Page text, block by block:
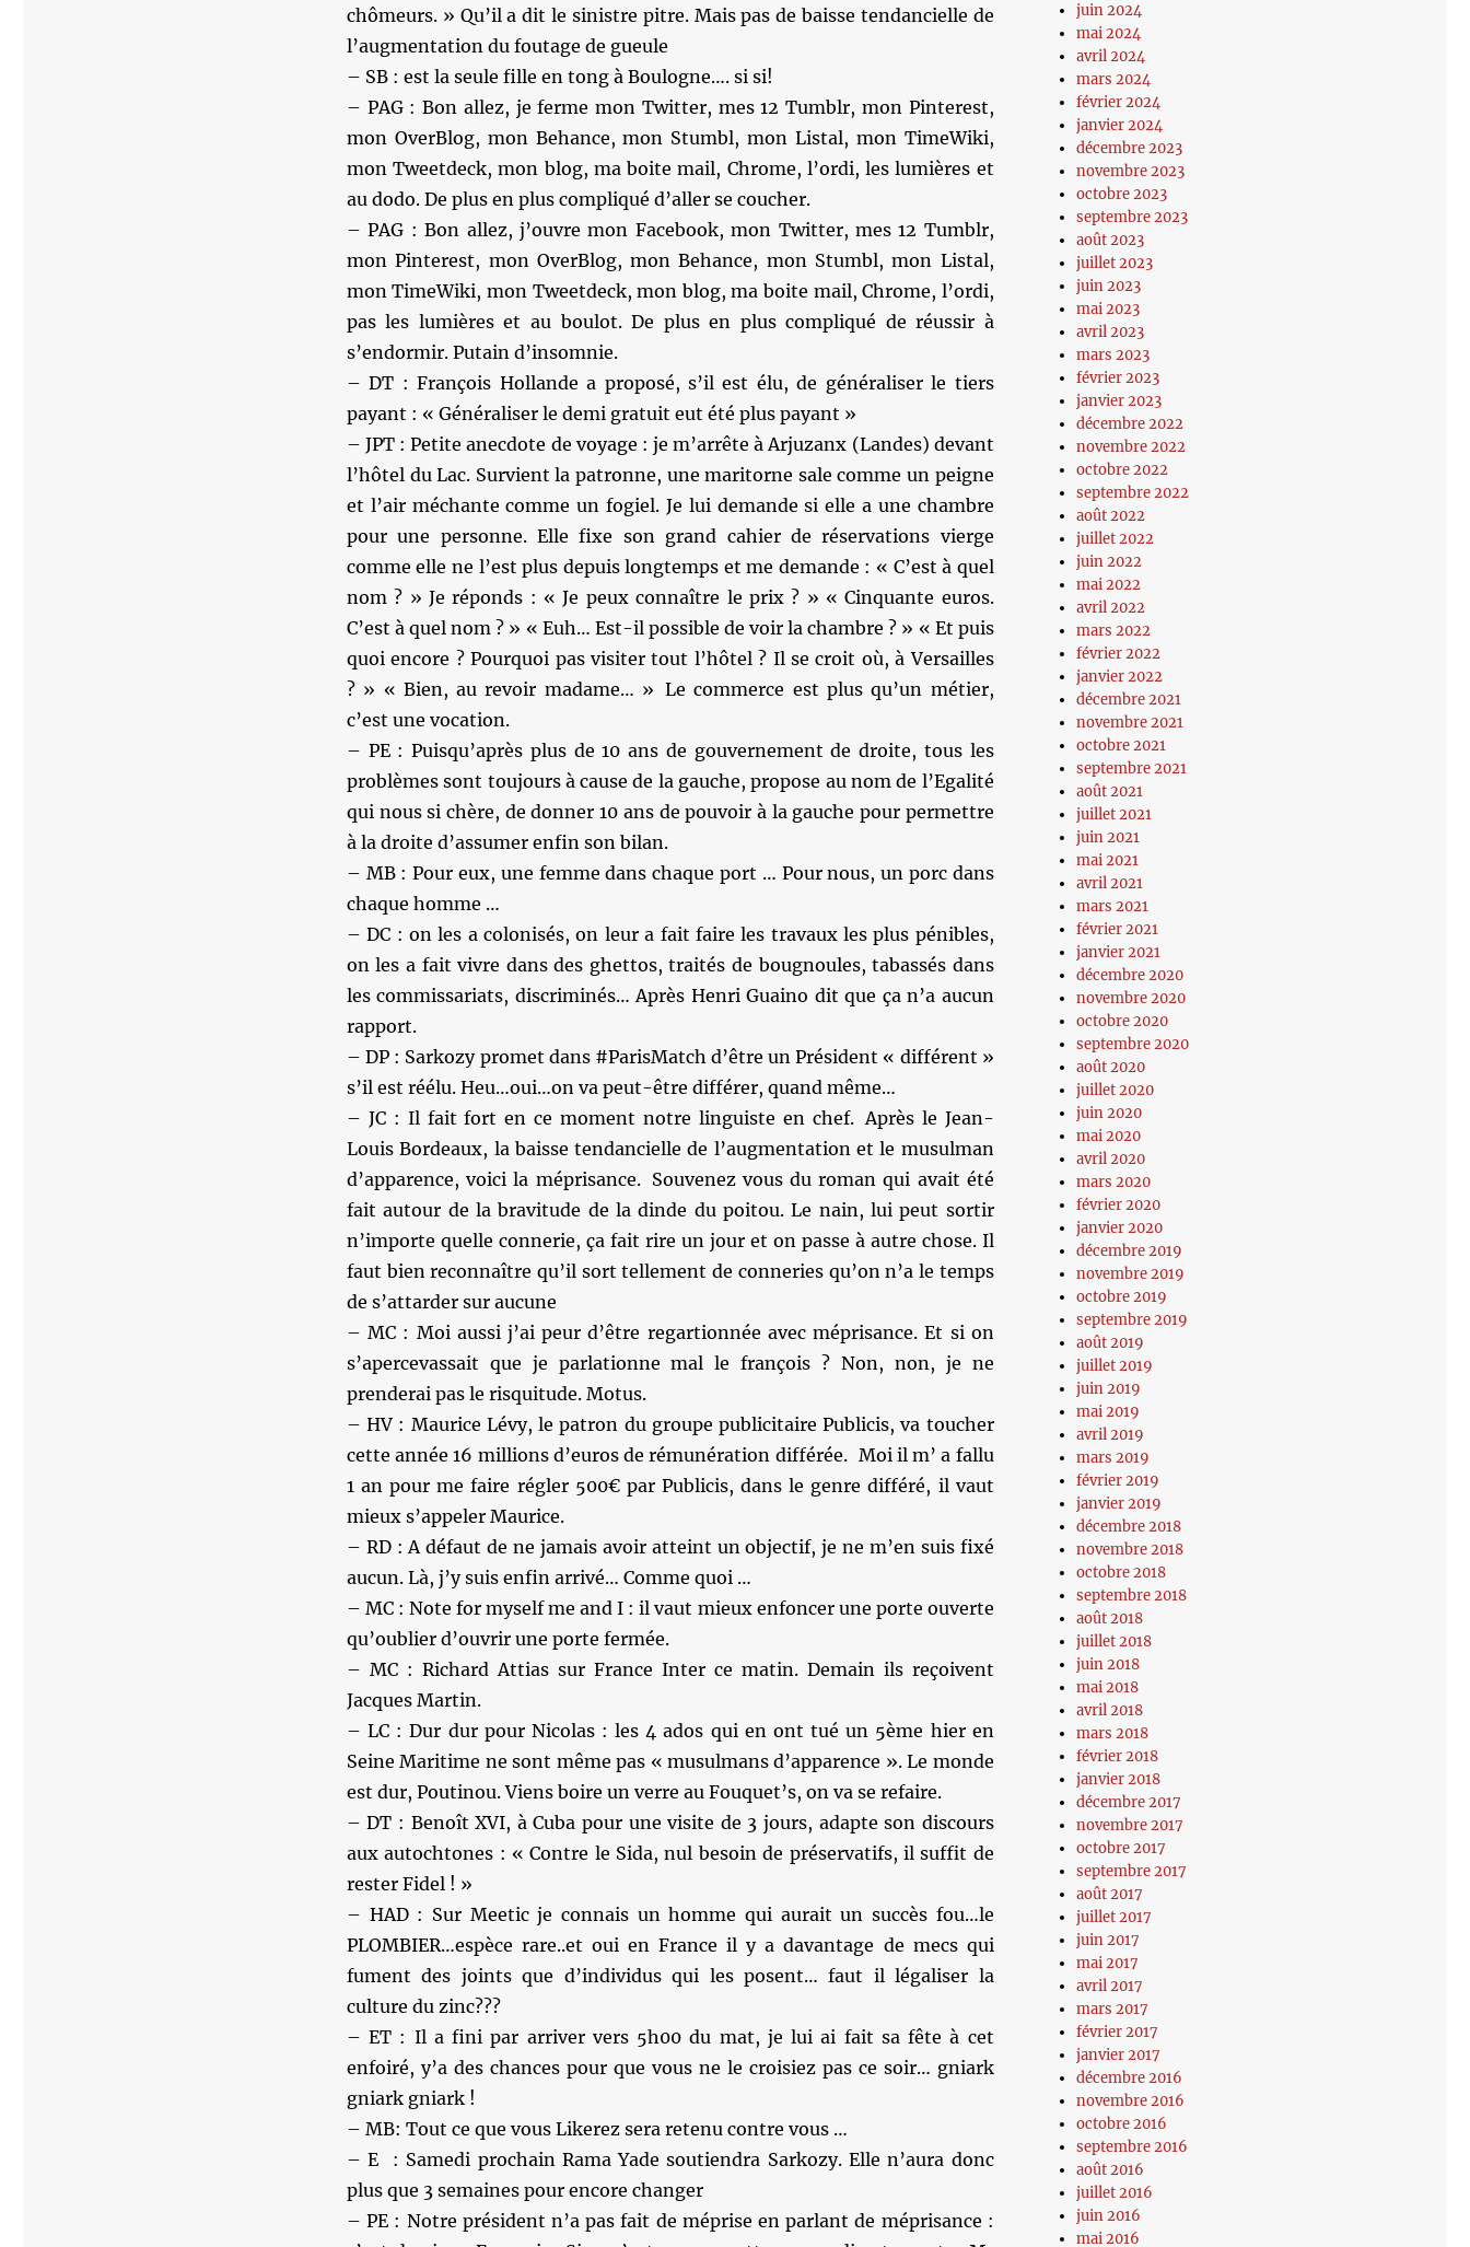
chômeurs. » Qu’il a dit le sinistre pitre. Mais pas de baisse tendancielle de
l’augmentation du foutage de gueule
– SB : est la seule fille en tong à Boulogne…. si si!
– PAG : Bon allez, je ferme mon Twitter, mes 12 Tumblr, mon Pinterest,
mon OverBlog, mon Behance, mon Stumbl, mon Listal, mon TimeWiki,
mon Tweetdeck, mon blog, ma boite mail, Chrome, l’ordi, les lumières et
au dodo. De plus en plus compliqué d’aller se coucher.
– PAG : Bon allez, j’ouvre mon Facebook, mon Twitter, mes 12 Tumblr,
mon Pinterest, mon OverBlog, mon Behance, mon Stumbl, mon Listal,
mon TimeWiki, mon Tweetdeck, mon blog, ma boite mail, Chrome, l’ordi,
pas les lumières et au boulot. De plus en plus compliqué de réussir à
s’endormir. Putain d’insomnie.
– DT : François Hollande a proposé, s’il est élu, de généraliser le tiers
payant : « Généraliser le demi gratuit eut été plus payant »
– JPT : Petite anecdote de voyage : je m’arrête à Arjuzanx (Landes) devant
l’hôtel du Lac. Survient la patronne, une maritorne sale comme un peigne
et l’air méchante comme un fogiel. Je lui demande si elle a une chambre
pour une personne. Elle fixe son grand cahier de réservations vierge
comme elle ne l’est plus depuis longtemps et me demande : « C’est à quel
nom ? » Je réponds : « Je peux connaître le prix ? » « Cinquante euros.
C’est à quel nom ? » « Euh… Est-il possible de voir la chambre ? » « Et puis
quoi encore ? Pourquoi pas visiter tout l’hôtel ? Il se croit où, à Versailles
? » « Bien, au revoir madame… » Le commerce est plus qu’un métier,
c’est une vocation.
– PE : Puisqu’après plus de 10 ans de gouvernement de droite, tous les
problèmes sont toujours à cause de la gauche, propose au nom de l’Egalité
qui nous si chère, de donner 10 ans de pouvoir à la gauche pour permettre
à la droite d’assumer enfin son bilan.
– MB : Pour eux, une femme dans chaque port … Pour nous, un porc dans
chaque homme …
– DC : on les a colonisés, on leur a fait faire les travaux les plus pénibles,
on les a fait vivre dans des ghettos, traités de bougnoules, tabassés dans
les commissariats, discriminés… Après Henri Guaino dit que ça n’a aucun
rapport.
– DP : Sarkozy promet dans #ParisMatch d’être un Président « différent »
s’il est réélu. Heu…oui…on va peut-être différer, quand même…
– JC : Il fait fort en ce moment notre linguiste en chef. Après le Jean-
Louis Bordeaux, la baisse tendancielle de l’augmentation et le musulman
d’apparence, voici la méprisance. Souvenez vous du roman qui avait été
fait autour de la bravitude de la dinde du poitou. Le nain, lui peut sortir
n’importe quelle connerie, ça fait rire un jour et on passe à autre chose. Il
faut bien reconnaître qu’il sort tellement de conneries qu’on n’a le temps
de s’attarder sur aucune
– MC : Moi aussi j’ai peur d’être regartionnée avec méprisance. Et si on
s’apercevassait que je parlationne mal le françois ? Non, non, je ne
prenderai pas le risquitude. Motus.
– HV : Maurice Lévy, le patron du groupe publicitaire Publicis, va toucher
cette année 16 millions d’euros de rémunération différée. Moi il m’ a fallu
1 an pour me faire régler 500€ par Publicis, dans le genre différé, il vaut
mieux s’appeler Maurice.
– RD : A défaut de ne jamais avoir atteint un objectif, je ne m’en suis fixé
aucun. Là, j’y suis enfin arrivé… Comme quoi …
– MC : Note for myself me and I : il vaut mieux enfoncer une porte ouverte
qu’oublier d’ouvrir une porte fermée.
– MC : Richard Attias sur France Inter ce matin. Demain ils reçoivent
Jacques Martin.
– LC : Dur dur pour Nicolas : les 4 ados qui en ont tué un 5ème hier en
Seine Maritime ne sont même pas « musulmans d’apparence ». Le monde
est dur, Poutinou. Viens boire un verre au Fouquet’s, on va se refaire.
– DT : Benoît XVI, à Cuba pour une visite de 3 jours, adapte son discours
aux autochtones : « Contre le Sida, nul besoin de préservatifs, il suffit de
rester Fidel ! »
– HAD : Sur Meetic je connais un homme qui aurait un succès fou…le
PLOMBIER…espèce rare..et oui en France il y a davantage de mecs qui
fument des joints que d’individus qui les posent… faut il légaliser la
culture du zinc???
– ET : Il a fini par arriver vers 5h00 du mat, je lui ai fait sa fête à cet
enfoiré, y’a des chances pour que vous ne le croisiez pas ce soir… gniark
gniark gniark !
– MB: Tout ce que vous Likerez sera retenu contre vous …
– E ‏ : Samedi prochain Rama Yade soutiendra Sarkozy. Elle n’aura donc
plus que 3 semaines pour encore changer
– PE : Notre président n’a pas fait de méprise en parlant de méprisance :
juin 2024
mai 2024
avril 2024
mars 2024
février 2024
janvier 2024
décembre 2023
novembre 2023
octobre 2023
septembre 2023
août 2023
juillet 2023
juin 2023
mai 2023
avril 2023
mars 2023
février 2023
janvier 2023
décembre 2022
novembre 2022
octobre 2022
septembre 2022
août 2022
juillet 2022
juin 2022
mai 2022
avril 2022
mars 2022
février 2022
janvier 2022
décembre 2021
novembre 2021
octobre 2021
septembre 2021
août 2021
juillet 2021
juin 2021
mai 2021
avril 2021
mars 2021
février 2021
janvier 2021
décembre 2020
novembre 2020
octobre 2020
septembre 2020
août 2020
juillet 2020
juin 2020
mai 2020
avril 2020
mars 2020
février 2020
janvier 2020
décembre 2019
novembre 2019
octobre 2019
septembre 2019
août 2019
juillet 2019
juin 2019
mai 2019
avril 2019
mars 2019
février 2019
janvier 2019
décembre 2018
novembre 2018
octobre 2018
septembre 2018
août 2018
juillet 2018
juin 2018
mai 2018
avril 2018
mars 2018
février 2018
janvier 2018
décembre 2017
novembre 2017
octobre 2017
septembre 2017
août 2017
juillet 2017
juin 2017
mai 2017
avril 2017
mars 2017
février 2017
janvier 2017
décembre 2016
novembre 2016
octobre 2016
septembre 2016
août 2016
juillet 2016
juin 2016
mai 2016